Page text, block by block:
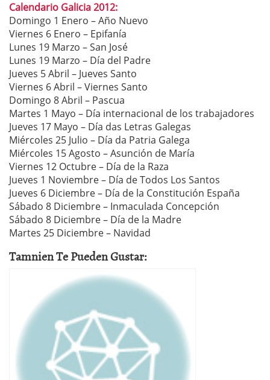
Calendario Galicia 2012:
Domingo 1 Enero – Año Nuevo
Viernes 6 Enero – Epifanía
Lunes 19 Marzo – San José
Lunes 19 Marzo – Día del Padre
Jueves 5 Abril – Jueves Santo
Viernes 6 Abril – Viernes Santo
Domingo 8 Abril – Pascua
Martes 1 Mayo – Día internacional de los trabajadores
Jueves 17 Mayo – Día das Letras Galegas
Miércoles 25 Julio – Día da Patria Galega
Miércoles 15 Agosto – Asunción de María
Viernes 12 Octubre – Día de la Raza
Jueves 1 Noviembre – Día de Todos Los Santos
Jueves 6 Diciembre – Día de la Constitución España
Sábado 8 Diciembre – Inmaculada Concepción
Sábado 8 Diciembre – Día de la Madre
Martes 25 Diciembre – Navidad
Tamnien Te Pueden Gustar: